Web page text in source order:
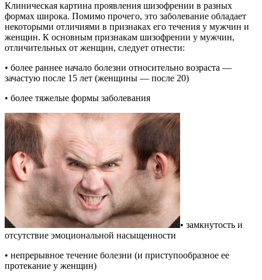
Клиническая картина проявления шизофрении в разных
формах широка. Помимо прочего, это заболевание обладает
некоторыми отличиями в признаках его течения у мужчин и
женщин. К основным признакам шизофрении у мужчин,
отличительных от женщин, следует отнести:
• более раннее начало болезни относительно возраста —
зачастую после 15 лет (женщины — после 20)
• более тяжелые формы заболевания
• замкнутость и
отсутствие эмоциональной насыщенности
• непрерывное течение болезни (и приступообразное ее
протекание у женщин)